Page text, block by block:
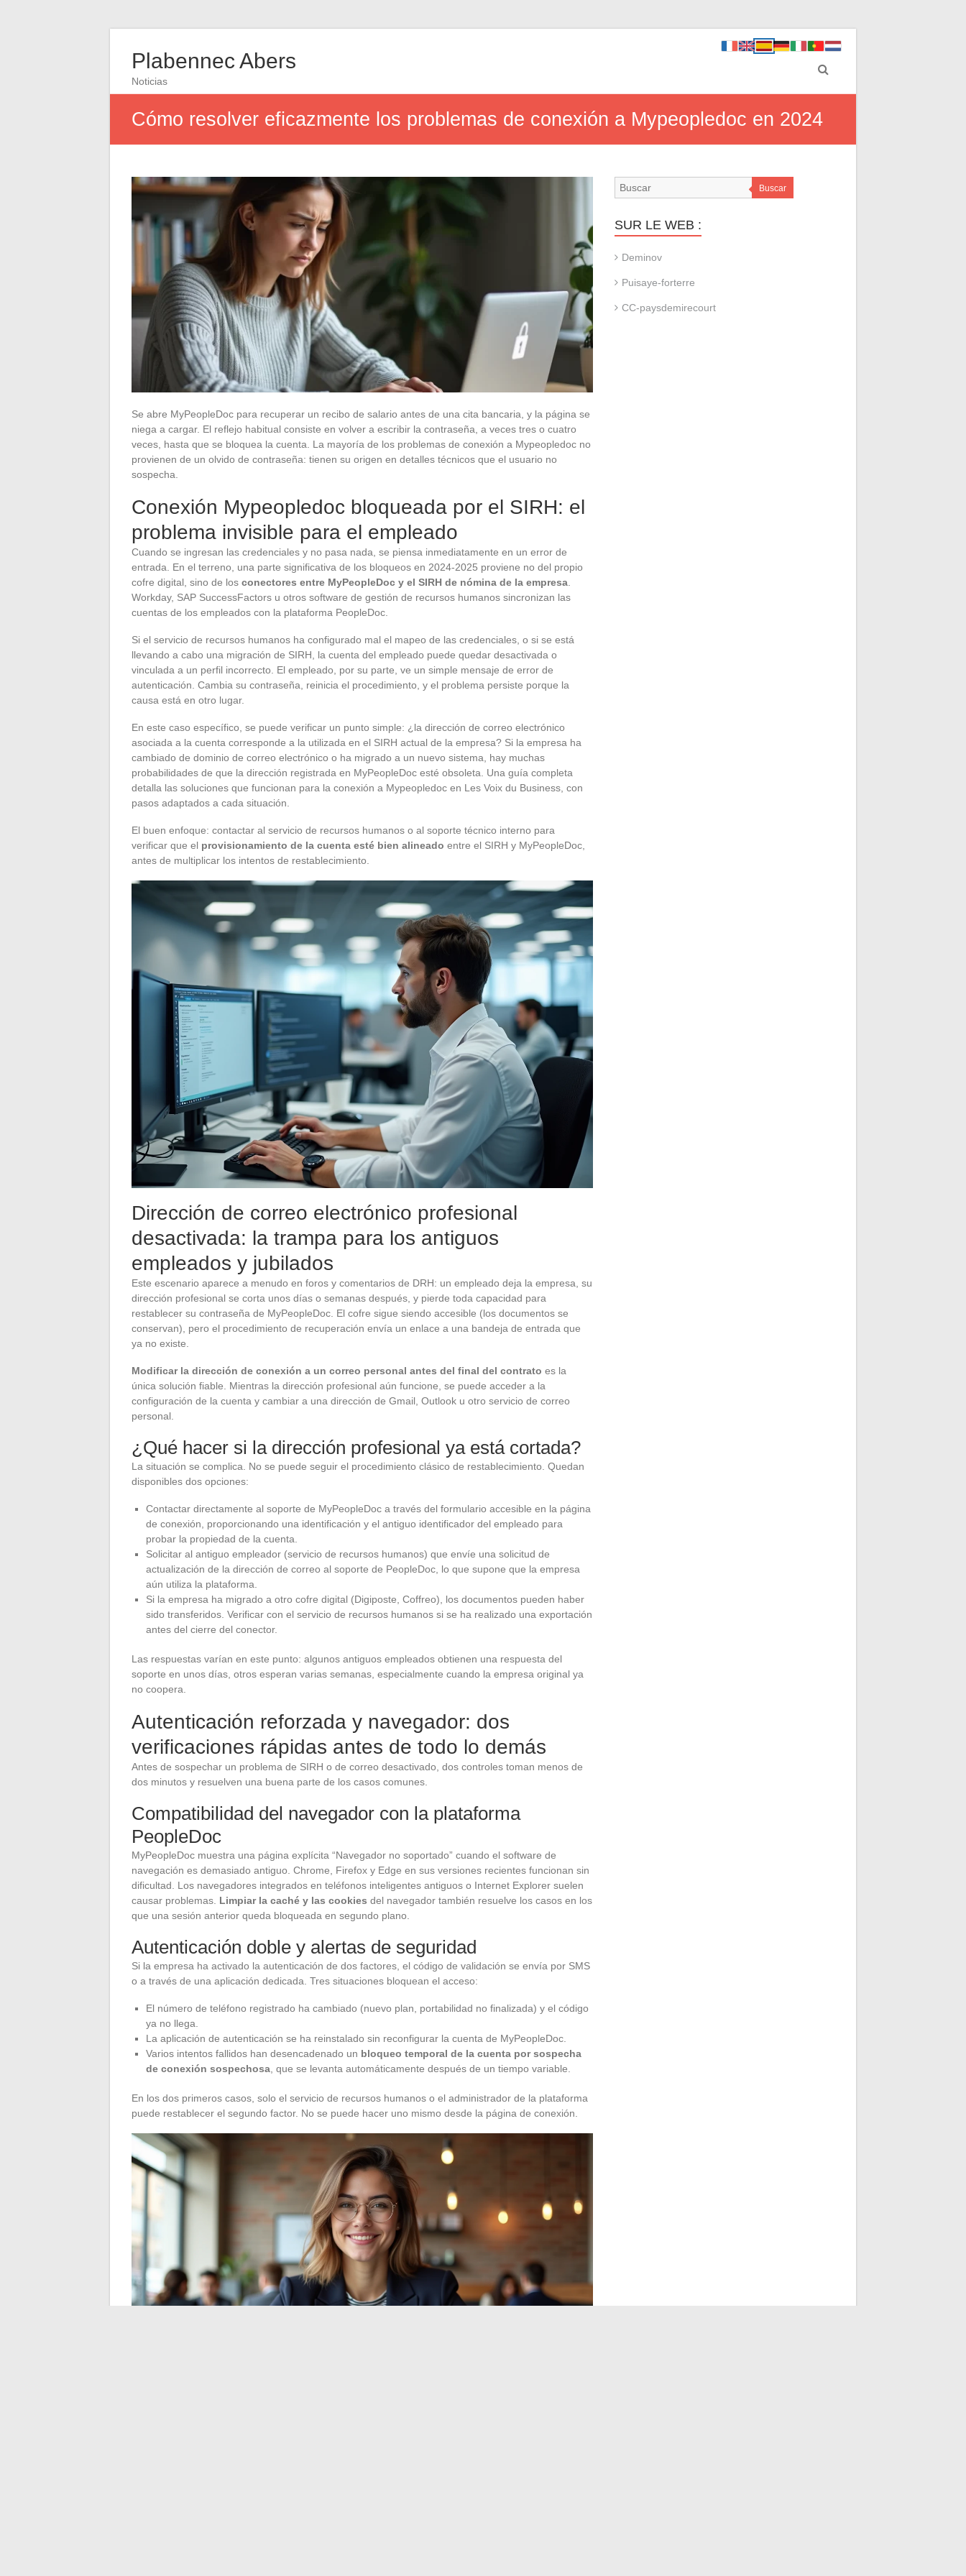
Plabennec Abers
Noticias
Cómo resolver eficazmente los problemas de conexión a Mypeopledoc en 2024
Se abre MyPeopleDoc para recuperar un recibo de salario antes de una cita bancaria, y la página se
niega a cargar. El reflejo habitual consiste en volver a escribir la contraseña, a veces tres o cuatro
veces, hasta que se bloquea la cuenta. La mayoría de los problemas de conexión a Mypeopledoc no
provienen de un olvido de contraseña: tienen su origen en detalles técnicos que el usuario no
sospecha.
Conexión Mypeopledoc bloqueada por el SIRH: el
problema invisible para el empleado
Cuando se ingresan las credenciales y no pasa nada, se piensa inmediatamente en un error de
entrada. En el terreno, una parte significativa de los bloqueos en 2024-2025 proviene no del propio
cofre digital, sino de los conectores entre MyPeopleDoc y el SIRH de nómina de la empresa
Workday, SAP SuccessFactors u otros software de gestión de recursos humanos sincronizan las
cuentas de los empleados con la plataforma PeopleDoc.
Si el servicio de recursos humanos ha configurado mal el mapeo de las credenciales, o si se está
llevando a cabo una migración de SIRH, la cuenta del empleado puede quedar desactivada o
vinculada a un perfil incorrecto. El empleado, por su parte, ve un simple mensaje de error de
autenticación. Cambia su contraseña, reinicia el procedimiento, y el problema persiste porque la
causa está en otro lugar.
En este caso específico, se puede verificar un punto simple: ¿la dirección de correo electrónico
asociada a la cuenta corresponde a la utilizada en el SIRH actual de la empresa? Si la empresa ha
cambiado de dominio de correo electrónico o ha migrado a un nuevo sistema, hay muchas
probabilidades de que la dirección registrada en MyPeopleDoc esté obsoleta. Una guía completa
detalla las soluciones que funcionan para la conexión a Mypeopledoc en Les Voix du Business, con
pasos adaptados a cada situación.
El buen enfoque: contactar al servicio de recursos humanos o al soporte técnico interno para
verificar que el provisionamiento de la cuenta esté bien alineado entre el SIRH y MyPeopleDoc,
antes de multiplicar los intentos de restablecimiento.
Dirección de correo electrónico profesional
desactivada: la trampa para los antiguos
empleados y jubilados
Este escenario aparece a menudo en foros y comentarios de DRH: un empleado deja la empresa, su
dirección profesional se corta unos días o semanas después, y pierde toda capacidad para
restablecer su contraseña de MyPeopleDoc. El cofre sigue siendo accesible (los documentos se
conservan), pero el procedimiento de recuperación envía un enlace a una bandeja de entrada que
ya no existe.
Modificar la dirección de conexión a un correo personal antes del final del contrato es la
única solución fiable. Mientras la dirección profesional aún funcione, se puede acceder a la
configuración de la cuenta y cambiar a una dirección de Gmail, Outlook u otro servicio de correo
personal.
¿Qué hacer si la dirección profesional ya está cortada?
La situación se complica. No se puede seguir el procedimiento clásico de restablecimiento. Quedan
disponibles dos opciones:
Contactar directamente al soporte de MyPeopleDoc a través del formulario accesible en la página
de conexión, proporcionando una identificación y el antiguo identificador del empleado para
probar la propiedad de la cuenta.
Solicitar al antiguo empleador (servicio de recursos humanos) que envíe una solicitud de
actualización de la dirección de correo al soporte de PeopleDoc, lo que supone que la empresa
aún utiliza la plataforma.
Si la empresa ha migrado a otro cofre digital (Digiposte, Coffreo), los documentos pueden haber
sido transferidos. Verificar con el servicio de recursos humanos si se ha realizado una exportación
antes del cierre del conector.
Las respuestas varían en este punto: algunos antiguos empleados obtienen una respuesta del
soporte en unos días, otros esperan varias semanas, especialmente cuando la empresa original ya
no coopera.
Autenticación reforzada y navegador: dos
verificaciones rápidas antes de todo lo demás
Antes de sospechar un problema de SIRH o de correo desactivado, dos controles toman menos de
dos minutos y resuelven una buena parte de los casos comunes.
Compatibilidad del navegador con la plataforma
PeopleDoc
MyPeopleDoc muestra una página explícita “Navegador no soportado” cuando el software de
navegación es demasiado antiguo. Chrome, Firefox y Edge en sus versiones recientes funcionan sin
dificultad. Los navegadores integrados en teléfonos inteligentes antiguos o Internet Explorer suelen
causar problemas. Limpiar la caché y las cookies del navegador también resuelve los casos en los
que una sesión anterior queda bloqueada en segundo plano.
Autenticación doble y alertas de seguridad
Si la empresa ha activado la autenticación de dos factores, el código de validación se envía por SMS
o a través de una aplicación dedicada. Tres situaciones bloquean el acceso:
El número de teléfono registrado ha cambiado (nuevo plan, portabilidad no finalizada) y el código
ya no llega.
La aplicación de autenticación se ha reinstalado sin reconfigurar la cuenta de MyPeopleDoc.
Varios intentos fallidos han desencadenado un bloqueo temporal de la cuenta por sospecha
de conexión sospechosa , que se levanta automáticamente después de un tiempo variable.
En los dos primeros casos, solo el servicio de recursos humanos o el administrador de la plataforma
puede restablecer el segundo factor. No se puede hacer uno mismo desde la página de conexión.
Buscar
SUR LE WEB :
Deminov
Puisaye-forterre
CC-paysdemirecourt